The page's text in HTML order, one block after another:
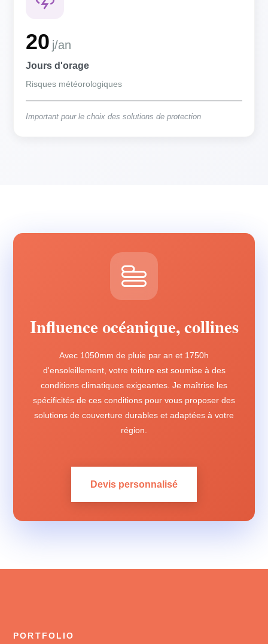
20 j/an
Jours d'orage
Risques météorologiques
Important pour le choix des solutions de protection
Influence océanique, collines
Avec 1050mm de pluie par an et 1750h
d'ensoleillement, votre toiture est soumise à des
conditions climatiques exigeantes. Je maîtrise les
spécificités de ces conditions pour vous proposer des
solutions de couverture durables et adaptées à votre
région.
Devis personnalisé
PORTFOLIO